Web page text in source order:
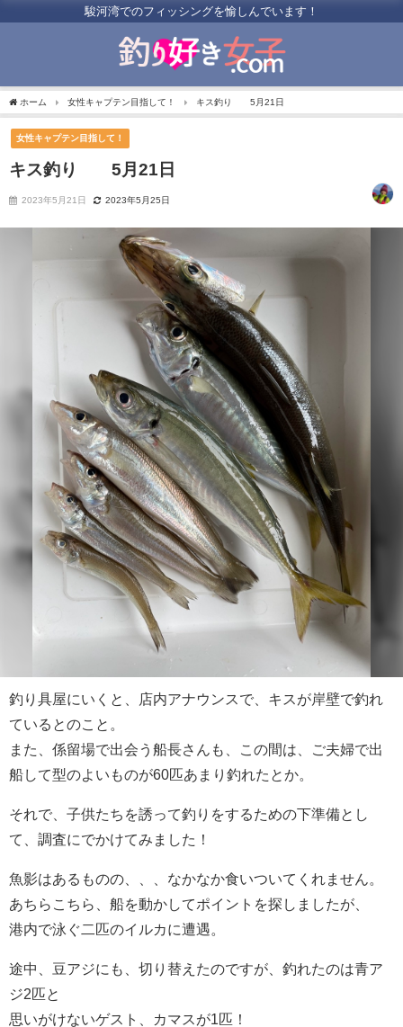
駿河湾でのフィッシングを愉しんでいます！
ホーム 女性キャプテン目指して！ キス釣り 5月21日
女性キャプテン目指して！
キス釣り 5月21日
2023年5月21日 2023年5月25日
釣り具屋にいくと、店内アナウンスで、キスが岸壁で釣れ
ているとのこと。
また、係留場で出会う船長さんも、この間は、ご夫婦で出
船して型のよいものが60匹あまり釣れたとか。
それで、子供たちを誘って釣りをするための下準備とし
て、調査にでかけてみました！
魚影はあるものの、、、なかなか食いついてくれません。
あちらこちら、船を動かしてポイントを探しましたが、
港内で泳ぐ二匹のイルカに遭遇。
途中、豆アジにも、切り替えたのですが、釣れたのは青ア
ジ2匹と
思いがけないゲスト、カマスが1匹！